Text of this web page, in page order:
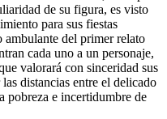
de su figura, es visto
para sus fiestas
ambulante del primer relato
cada uno a un personaje,
valorará con sinceridad sus
distancias entre el delicado
pobreza e incertidumbre de